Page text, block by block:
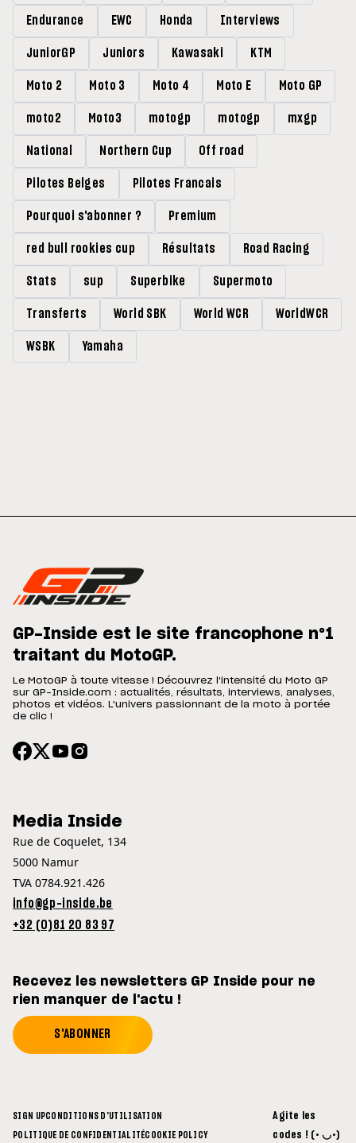
Endurance EWC Honda Interviews
JuniorGP Juniors Kawasaki KTM
Moto 2 Moto 3 Moto 4 Moto E Moto GP
moto2 Moto3 motogp motogp mxgp
National Northern Cup Off road
Pilotes Belges Pilotes Francais
Pourquoi s'abonner ? Premium
red bull rookies cup Résultats Road Racing
Stats sup Superbike Supermoto
Transferts World SBK World WCR WorldWCR
WSBK Yamaha
GP-Inside est le site francophone n°1
traitant du MotoGP.
Le MotoGP à toute vitesse ! Découvrez l'intensité du Moto GP
sur GP-Inside.com : actualités, résultats, interviews, analyses,
photos et vidéos. L'univers passionnant de la moto à portée
de clic !
Media Inside
Rue de Coquelet, 134
5000 Namur
TVA 0784.921.426
info@gp-inside.be
+32 (0)81 20 83 97
Recevez les newsletters GP Inside pour ne
rien manquer de l'actu !
S'ABONNER
SIGN UPCONDITIONS D'UTILISATION
POLITIQUE DE CONFIDENTIALITÉCOOKIE POLICY
Agite les
codes ! (• ◡•)